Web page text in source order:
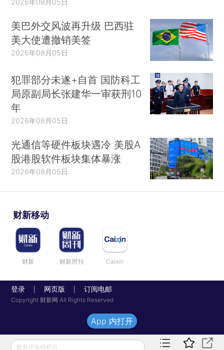
2026年08月05日
美巴外交风波再升级 巴西驻
美大使遭撤销美签
2026年08月05日
犯罪部分未遂+自首 国防科工
局原副局长张建华一审获刑10
年
2026年08月05日
光通信等硬件板块遇冷 美股A
股港股软件板块集体暴涨
2026年08月05日
财新移动
财新 财新周刊 Caixin
登录 网页版 订阅电邮
Copyright 财新网 All Rights Reserved
发表评论得积分
App 内打开